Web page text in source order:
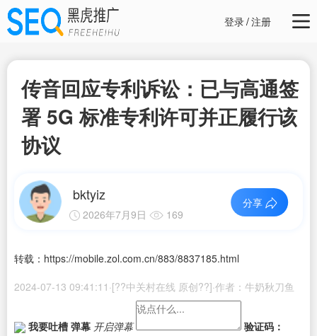
登录/注册
传音回应专利诉讼：已与高通签
署 5G 标准专利许可并正履行该
协议
bktyiz
2026年7月9日 169
分享
转载：https://mobile.zol.com.cn/883/8837185.html
2024-07-13 09:41:11·[??中关村在线 原创??]·作者：牛奶秋刀鱼
我要吐槽 弹幕 开启弹幕
验证码：